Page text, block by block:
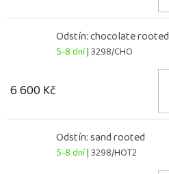
Odstín: chocolate rooted
5-8 dní| 3298/CHO
6 600 Kč
Odstín: sand rooted
5-8 dní| 3298/HOT2